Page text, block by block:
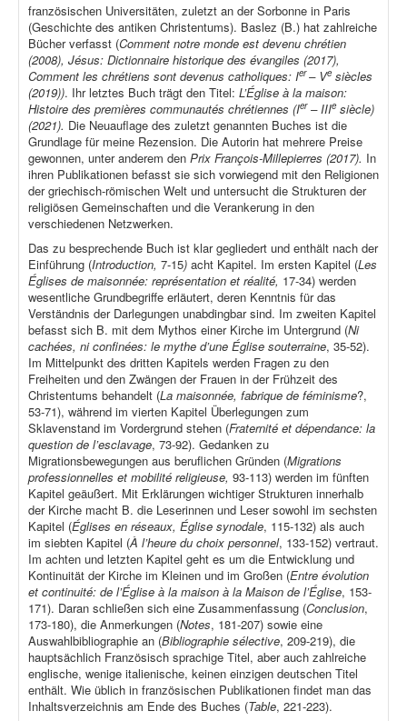
französischen Universitäten, zuletzt an der Sorbonne in Paris
(Geschichte des antiken Christentums). Baslez (B.) hat zahlreiche
Bücher verfasst (Comment notre monde est devenu chrétien
(2008), Jésus: Dictionnaire historique des évangiles (2017),
Comment les chrétiens sont devenus catholiques: Ier– Ve siècles
(2019)). Ihr letztes Buch trägt den Titel: L’Église à la maison:
Histoire des premières communautés chrétiennes (Ier– IIIe siècle)
(2021). Die Neuauflage des zuletzt genannten Buches ist die
Grundlage für meine Rezension. Die Autorin hat mehrere Preise
gewonnen, unter anderem den Prix François-Millepierres (2017). In
ihren Publikationen befasst sie sich vorwiegend mit den Religionen
der griechisch-römischen Welt und untersucht die Strukturen der
religiösen Gemeinschaften und die Verankerung in den
verschiedenen Netzwerken.
Das zu besprechende Buch ist klar gegliedert und enthält nach der
Einführung (Introduction, 7-15) acht Kapitel. Im ersten Kapitel (Les
Églises de maisonnée: représentation et réalité, 17-34) werden
wesentliche Grundbegriffe erläutert, deren Kenntnis für das
Verständnis der Darlegungen unabdingbar sind. Im zweiten Kapitel
befasst sich B. mit dem Mythos einer Kirche im Untergrund (Ni
cachées, ni confinées: le mythe d’une Église souterraine, 35-52).
Im Mittelpunkt des dritten Kapitels werden Fragen zu den
Freiheiten und den Zwängen der Frauen in der Frühzeit des
Christentums behandelt (La maisonnée, fabrique de féminisme?,
53-71), während im vierten Kapitel Überlegungen zum
Sklavenstand im Vordergrund stehen (Fraternité et dépendance: la
question de l’esclavage, 73-92). Gedanken zu
Migrationsbewegungen aus beruflichen Gründen (Migrations
professionnelles et mobilité religieuse, 93-113) werden im fünften
Kapitel geäußert. Mit Erklärungen wichtiger Strukturen innerhalb
der Kirche macht B. die Leserinnen und Leser sowohl im sechsten
Kapitel (Églises en réseaux, Église synodale, 115-132) als auch
im siebten Kapitel (À l’heure du choix personnel, 133-152) vertraut.
Im achten und letzten Kapitel geht es um die Entwicklung und
Kontinuität der Kirche im Kleinen und im Großen (Entre évolution
et continuité: de l’Église à la maison à la Maison de l’Église, 153-
171). Daran schließen sich eine Zusammenfassung (Conclusion,
173-180), die Anmerkungen (Notes, 181-207) sowie eine
Auswahlbibliographie an (Bibliographie sélective, 209-219), die
hauptsächlich Französisch sprachige Titel, aber auch zahlreiche
englische, wenige italienische, keinen einzigen deutschen Titel
enthält. Wie üblich in französischen Publikationen findet man das
Inhaltsverzeichnis am Ende des Buches (Table, 221-223).